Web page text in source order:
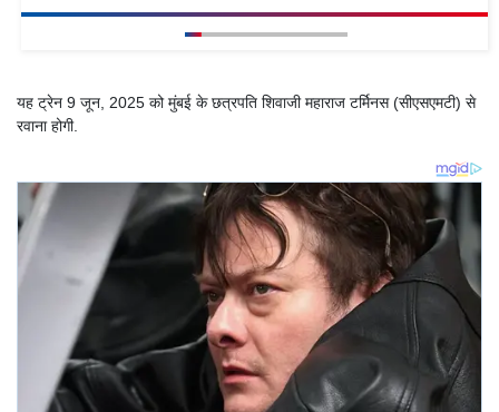
यह ट्रेन 9 जून, 2025 को मुंबई के छत्रपति शिवाजी महाराज टर्मिनस (सीएसएमटी) से
रवाना होगी.